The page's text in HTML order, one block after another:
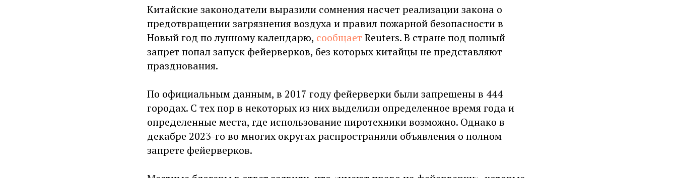
Китайские законодатели выразили сомнения насчет реализации закона о
предотвращении загрязнения воздуха и правил пожарной безопасности в
Новый год по лунному календарю, сообщает Reuters. В стране под полный
запрет попал запуск фейерверков, без которых китайцы не представляют
празднования.
По официальным данным, в 2017 году фейерверки были запрещены в 444
городах. С тех пор в некоторых из них выделили определенное время года и
определенные места, где использование пиротехники возможно. Однако в
декабре 2023-го во многих округах распространили объявления о полном
запрете фейерверков.